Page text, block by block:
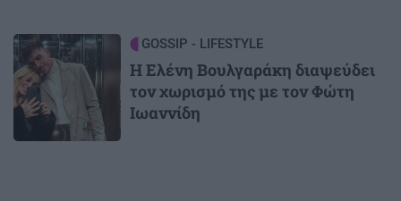
Image GOSSIP - LIFESTYLE
Η Ελένη Βουλγαράκη διαψεύδει
τον χωρισμό της με τον Φώτη
Ιωαννίδη